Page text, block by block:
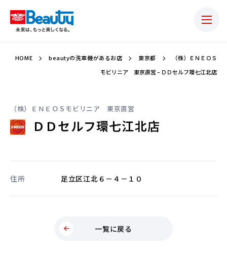
HOME beautyの洗車機があるお店 東京都
（株）ＥＮＥＯＳ
モビリニア 東京直営 – ＤＤセルフ環七江北店
（株）ＥＮＥＯＳモビリニア 東京直営
ＤＤセルフ環七江北店
住所 足立区江北６－４－１０
一覧に戻る